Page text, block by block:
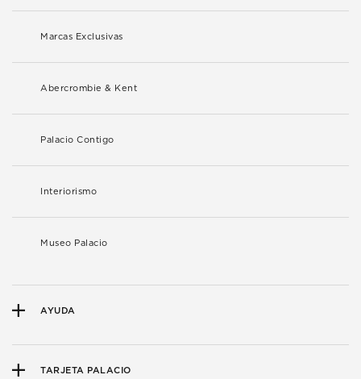
Marcas Exclusivas
Abercrombie & Kent
Palacio Contigo
Interiorismo
Museo Palacio
AYUDA
TARJETA PALACIO